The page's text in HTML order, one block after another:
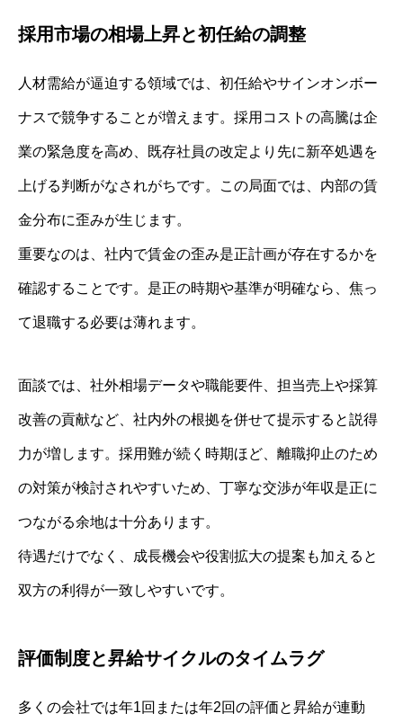
採用市場の相場上昇と初任給の調整
人材需給が逼迫する領域では、初任給やサインオンボー
ナスで競争することが増えます。採用コストの高騰は企
業の緊急度を高め、既存社員の改定より先に新卒処遇を
上げる判断がなされがちです。この局面では、内部の賃
金分布に歪みが生じます。
重要なのは、社内で賃金の歪み是正計画が存在するかを
確認することです。是正の時期や基準が明確なら、焦っ
て退職する必要は薄れます。
面談では、社外相場データや職能要件、担当売上や採算
改善の貢献など、社内外の根拠を併せて提示すると説得
力が増します。採用難が続く時期ほど、離職抑止のため
の対策が検討されやすいため、丁寧な交渉が年収是正に
つながる余地は十分あります。
待遇だけでなく、成長機会や役割拡大の提案も加えると
双方の利得が一致しやすいです。
評価制度と昇給サイクルのタイムラグ
多くの会社では年1回または年2回の評価と昇給が連動